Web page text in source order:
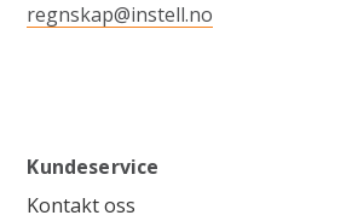
regnskap@instell.no
Kundeservice
Kontakt oss